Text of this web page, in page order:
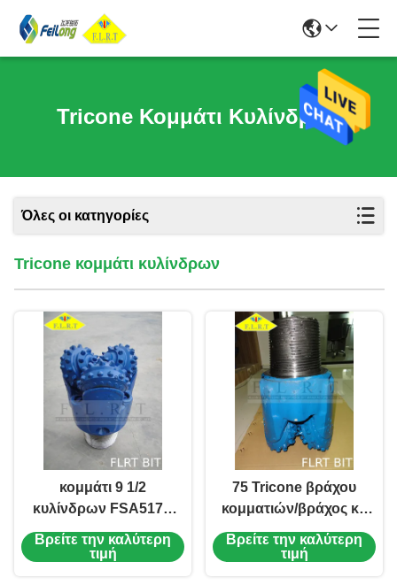
Tricone Κομμάτι Κυλίνδρων
Όλες οι κατηγορίες
Tricone κομμάτι κυλίνδρων
κομμάτι 9 1/2
κυλίνδρων FSA517G
Tricone με το
σφραγισμένο
Βρείτε την καλύτερη
τιμή
75 Tricone βράχου
κομματιών/βράχος κλ
εργαλείων διατρήσεων
9 1/2» FSA517G για τη
Βρείτε την καλύτερη
τιμή